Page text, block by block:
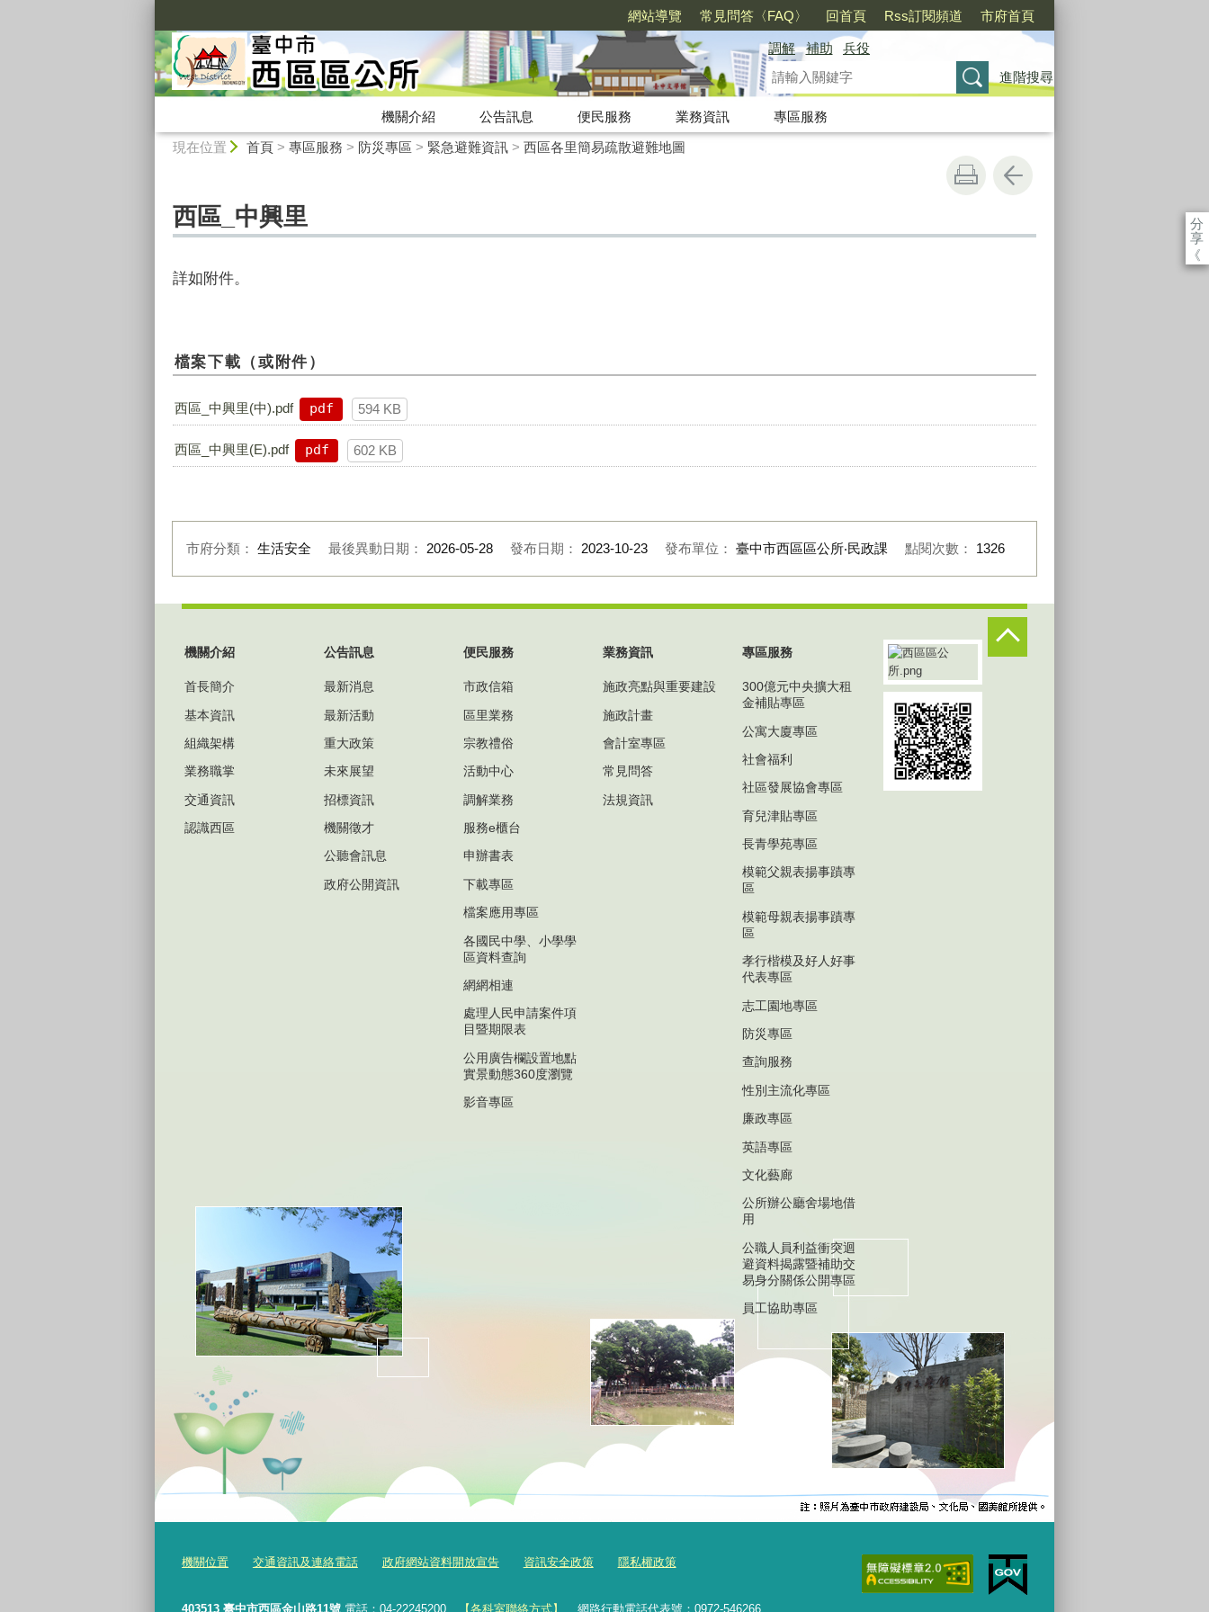
網站導覽 常見問答〈FAQ〉 回首頁 Rss訂閱頻道 市府首頁
調解 補助
兵役
進階搜尋
機關介紹 公告訊息 便民服務 業務資訊
專區服務
現在位置 首頁> 專區服務 > 防災專區 > 緊急避難資訊> 西區各里簡易疏散避難地圖
分
享
《
西區_中興里
詳如附件。
檔案下載（或附件）
西區_中興里(中).pdf pdf 594 KB
西區_中興里(E).pdf pdf 602 KB
市府分類： 生活安全 最後異動日期： 2026-05-28 發布日期： 2023-10-23 發布單位： 臺中市西區區公所‧民政課 點閱次數： 1326
機關介紹
首長簡介
基本資訊
組織架構
業務職掌
交通資訊
認識西區
公告訊息
最新消息
最新活動
重大政策
未來展望
招標資訊
機關徵才
公聽會訊息
政府公開資訊
便民服務
市政信箱
區里業務
宗教禮俗
活動中心
調解業務
服務e櫃台
申辦書表
下載專區
檔案應用專區
各國民中學、小學學
區資料查詢
網網相連
處理人民申請案件項
目暨期限表
公用廣告欄設置地點
實景動態360度瀏覽
影音專區
業務資訊
施政亮點與重要建設
施政計畫
會計室專區
常見問答
法規資訊
專區服務
300億元中央擴大租
金補貼專區
公寓大廈專區
社會福利
社區發展協會專區
育兒津貼專區
長青學苑專區
模範父親表揚事蹟專
區
模範母親表揚事蹟專
區
孝行楷模及好人好事
代表專區
志工園地專區
防災專區
查詢服務
性別主流化專區
廉政專區
英語專區
文化藝廊
公所辦公廳舍場地借
用
公職人員利益衝突迴
避資料揭露暨補助交
易身分關係公開專區
員工協助專區
機關位置 交通資訊及連絡電話 政府網站資料開放宣告 資訊安全政策 隱私權政策
403513 臺中市西區金山路11號 電話：04-22245200 【各科室聯絡方式】 網路行動電話代表號：0972-546266